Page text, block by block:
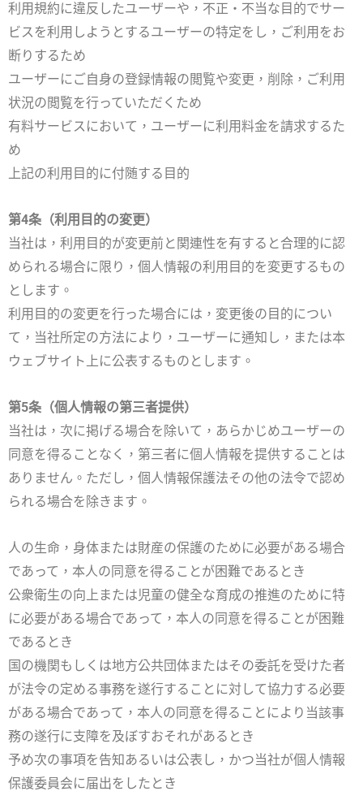
利用規約に違反したユーザーや，不正・不当な目的でサー
ビスを利用しようとするユーザーの特定をし，ご利用をお
断りするため
ユーザーにご自身の登録情報の閲覧や変更，削除，ご利用
状況の閲覧を行っていただくため
有料サービスにおいて，ユーザーに利用料金を請求するた
め
上記の利用目的に付随する目的
第4条（利用目的の変更）
当社は，利用目的が変更前と関連性を有すると合理的に認
められる場合に限り，個人情報の利用目的を変更するもの
とします。
利用目的の変更を行った場合には，変更後の目的につい
て，当社所定の方法により，ユーザーに通知し，または本
ウェブサイト上に公表するものとします。
第5条（個人情報の第三者提供）
当社は，次に掲げる場合を除いて，あらかじめユーザーの
同意を得ることなく，第三者に個人情報を提供することは
ありません。ただし，個人情報保護法その他の法令で認め
られる場合を除きます。
人の生命，身体または財産の保護のために必要がある場合
であって，本人の同意を得ることが困難であるとき
公衆衛生の向上または児童の健全な育成の推進のために特
に必要がある場合であって，本人の同意を得ることが困難
であるとき
国の機関もしくは地方公共団体またはその委託を受けた者
が法令の定める事務を遂行することに対して協力する必要
がある場合であって，本人の同意を得ることにより当該事
務の遂行に支障を及ぼすおそれがあるとき
予め次の事項を告知あるいは公表し，かつ当社が個人情報
保護委員会に届出をしたとき